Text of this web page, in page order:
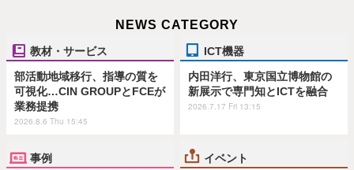
NEWS CATEGORY
教材・サービス
部活動地域移行、指導の質を
可視化…CIN GROUPとFCEが
業務提携
2026.8.6 Thu 15:45
ICT機器
内田洋行、東京国立博物館の
新展示で専門知とICTを融合
2026.7.17 Fri 13:15
事例 イベント